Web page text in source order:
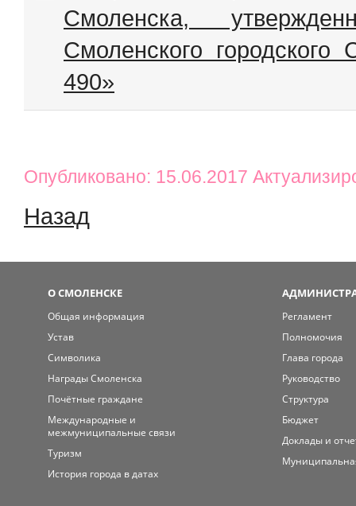
Смоленска,
Смоленского
490»
Опубликовано: 15.06.2017
Назад
О СМОЛЕНСКЕ
Общая информация
Устав
Символика
Награды Смоленска
Почётные граждане
Международные и
межмуниципальные связи
Туризм
История города в датах
Регламент
Полномочия
Глава города
Руководство
Структура
Бюджет
Доклады и